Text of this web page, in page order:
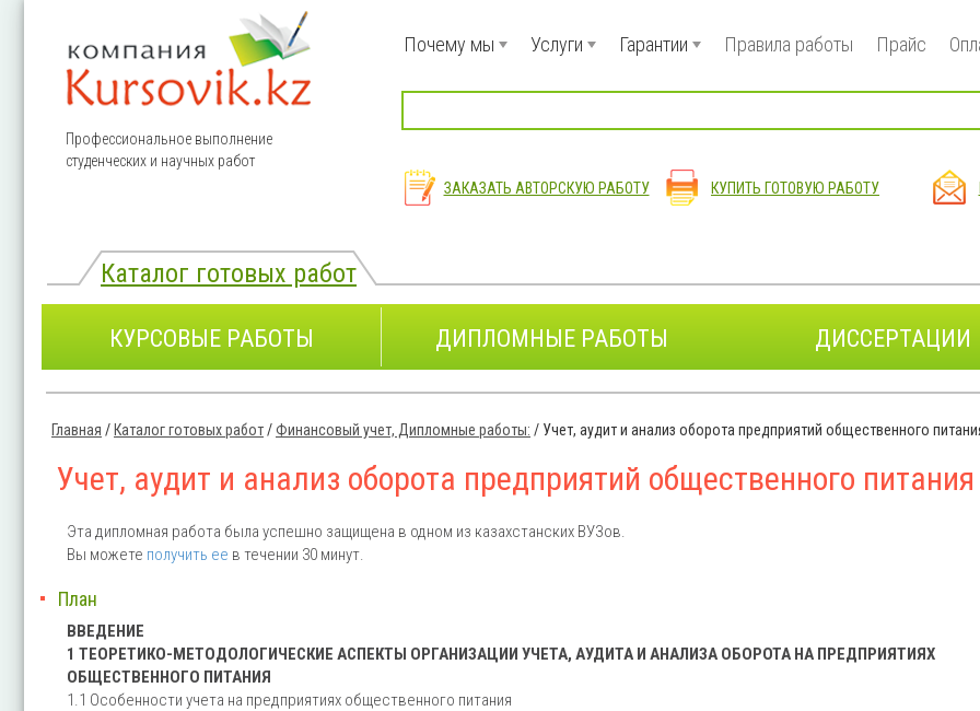
Профессиональное выполнение
студенческих и научных работ
Почему мы Услуги Гарантии Правила работы Прайс
ЗАКАЗАТЬ АВТОРСКУЮ РАБОТУ КУПИТЬ ГОТОВУЮ РАБОТУ
Каталог готовых работ
КУРСОВЫЕ РАБОТЫ ДИПЛОМНЫЕ РАБОТЫ ДИССЕРТАЦИИ
Главная / Каталог готовых работ/Финансовый учет, Дипломные работы: / Учет, аудит и анализ оборота предприятий общественного
Учет, аудит и анализ оборота предприятий общественного питания
Эта дипломная работа была успешно защищена в одном из казахстанских ВУЗов.
Вы можете получить ее в течении 30 минут.
План
ВВЕДЕНИЕ
1 ТЕОРЕТИКО-МЕТОДОЛОГИЧЕСКИЕ АСПЕКТЫ ОРГАНИЗАЦИИ УЧЕТА, АУДИТА И АНАЛИЗА ОБОРОТА НА ПРЕДПРИЯТИЯХ
ОБЩЕСТВЕННОГО ПИТАНИЯ
1.1 Особенности учета на предприятиях общественного питания